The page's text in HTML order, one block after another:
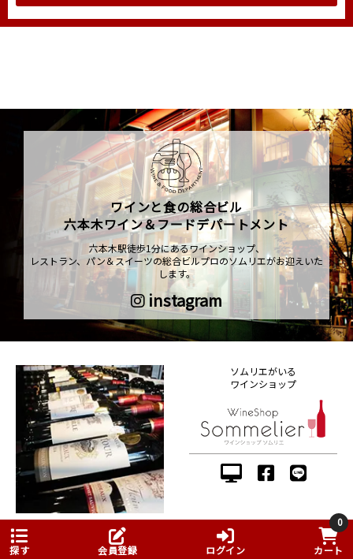
探す 会員登録 ログイン
0
カート
ワインと食の総合ビル
六本木ワイン＆フードデパートメント
六本木駅徒歩1分にあるワインショップ、
レストラン、パン＆スイーツの総合ビルプロのソムリエがお迎えいた
します。
instagram
ソムリエがいる
ワインショップ